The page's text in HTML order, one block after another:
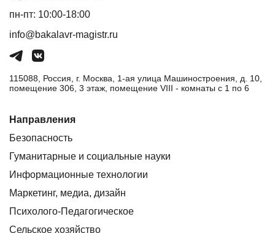
пн-пт: 10:00-18:00
info@bakalavr-magistr.ru
115088, Россия, г. Москва, 1-ая улица Машиностроения, д. 10,
помещение 306, 3 этаж, помещение VIII - комнаты с 1 по 6
Направления
Безопасность
Гуманитарные и социальные науки
Информационные технологии
Маркетинг, медиа, дизайн
Психолого-Педагогическое
Сельское хозяйство